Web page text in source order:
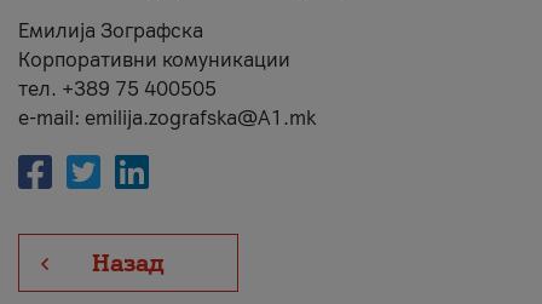
Емилија Зографска
Корпоративни комуникации
тел. +389 75 400505
e-mail: emilija.zografska@A1.mk
Назад